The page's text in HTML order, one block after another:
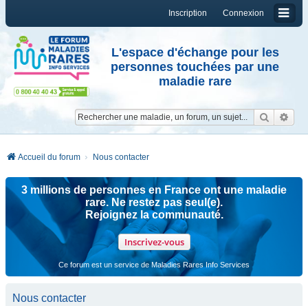
Connexion
Inscription
L'espace d'échange pour les
personnes touchées par une
maladie rare
Accueil du forum Nous contacter
3 millions de personnes en France ont une maladie
rare. Ne restez pas seul(e).
Rejoignez la communauté.
Inscrivez-vous
Ce forum est un service de Maladies Rares Info Services
Nous contacter